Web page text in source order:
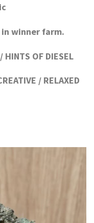
winner farm.
HINTS OF DIESEL
/ RELAXED